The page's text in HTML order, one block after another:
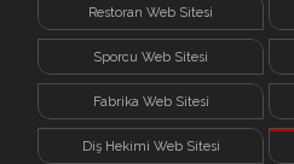
Restoran Web Sitesi
Sporcu Web Sitesi
Fabrika Web Sitesi
Diş Hekimi Web Sitesi